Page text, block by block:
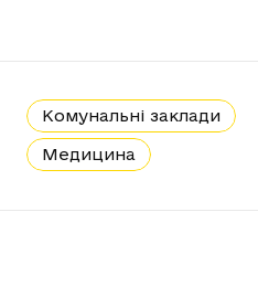
Комунальні заклади
Медицина